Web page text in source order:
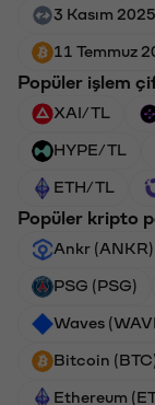
3 Kasım
11 Temmuz
Popüler işlem
XAI/TL
HYPE/TL
ETH/TL
Popüler kripto
Ankr (ANKR)
PSG (PSG)
Waves
Bitcoin
Ethereum